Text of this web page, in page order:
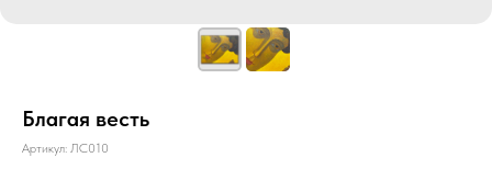
Благая весть
Артикул: ЛС010